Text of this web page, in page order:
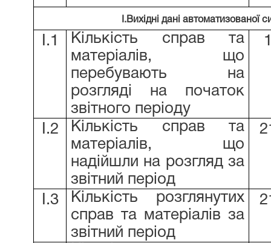
І.Вихідні дані автоматизованої
І.1
Кількість справ та
матеріалів, що
перебувають на
розгляді на початок
звітного періоду
І.2
Кількість справ та
матеріалів, що
надійшли на розгляд за
звітний період
І.3
Кількість розглянутих
справ та матеріалів за
звітний період